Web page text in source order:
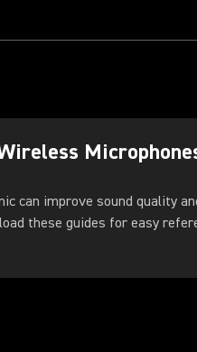
can improve sound quality
for presenters. Download these guides for easy